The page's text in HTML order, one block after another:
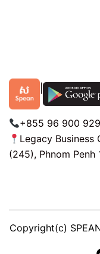
|
+855 96 900
Legacy Business
(245), Phnom Penh
Copyright(c)